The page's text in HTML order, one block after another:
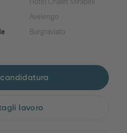
Hotel Chalet Mirabell
Avelengo
Burgraviato
lavoro